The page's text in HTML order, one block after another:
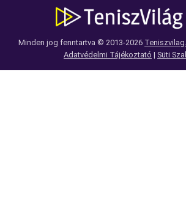
Minden jog fenntartva © 2013-2026
Adatvédelmi Tájékoztató | Süti